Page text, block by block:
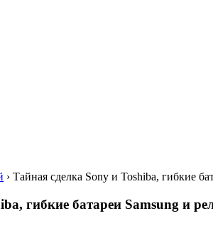
› Тайная сделка Sony и Toshiba, гибкие
гибкие батареи Samsung и